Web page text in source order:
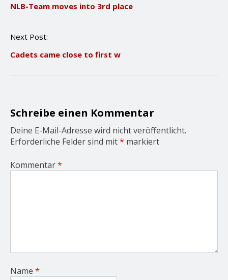
s
a
i
o
n
NLB-Team moves into 3rd place
Next Post:
Cadets came close to first w
Schreibe einen Kommentar
Deine E-Mail-Adresse wird nicht veröffentlicht.
Erforderliche Felder sind mit* markiert
Kommentar*
Name *